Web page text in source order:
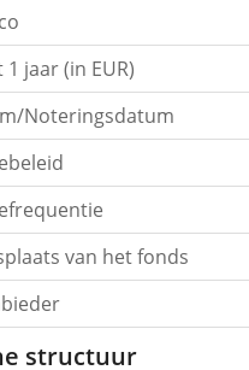
jaar (in EUR)
Noteringsdatum
van het fonds
structuur